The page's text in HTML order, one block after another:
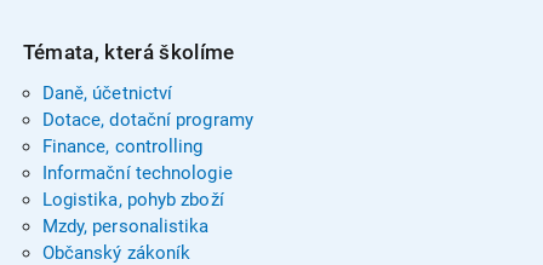
Témata, která školíme
Daně, účetnictví
Dotace, dotační programy
Finance, controlling
Informační technologie
Logistika, pohyb zboží
Mzdy, personalistika
Občanský zákoník